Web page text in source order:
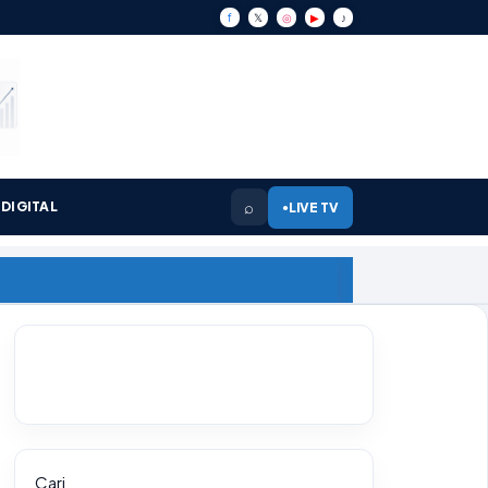
f 𝕏 ◎ ▶ ♪
⌕ ●LIVE TV
Cari